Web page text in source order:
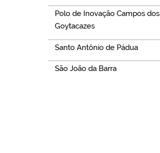
Polo de Inovação Campos dos
Goytacazes
Santo Antônio de Pádua
São João da Barra